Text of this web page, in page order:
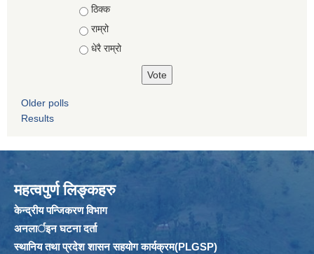
Choices
ठिक्क
राम्रो
धेरै राम्रो
Older polls
Results
महत्वपुर्ण लिङ्कहरु
केन्द्रीय पन्जिकरण विभाग
अनलार्इन घटना दर्ता
स्थानिय तथा प्रदेश शासन सहयोग कार्यक्रम(PLGSP)